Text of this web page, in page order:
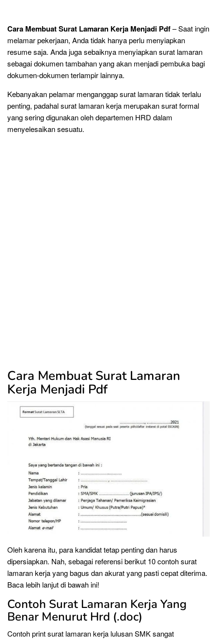
Cara Membuat Surat Lamaran Kerja Menjadi Pdf– Saat ingin
melamar pekerjaan, Anda tidak hanya perlu menyiapkan
resume saja. Anda juga sebaiknya menyiapkan surat lamaran
sebagai dokumen tambahan yang akan menjadi pembuka bagi
dokumen-dokumen terlampir lainnya.
Kebanyakan pelamar menganggap surat lamaran tidak terlalu
penting, padahal surat lamaran kerja merupakan surat formal
yang sering digunakan oleh departemen HRD dalam
menyelesaikan sesuatu.
Cara Membuat Surat Lamaran
Kerja Menjadi Pdf
Oleh karena itu, para kandidat tetap penting dan harus
dipersiapkan. Nah, sebagai referensi berikut 10 contoh surat
lamaran kerja yang bagus dan akurat yang pasti cepat diterima.
Baca lebih lanjut di bawah ini!
Contoh Surat Lamaran Kerja Yang
Benar Menurut Hrd (.doc)
Contoh print surat lamaran kerja lulusan SMK sangat